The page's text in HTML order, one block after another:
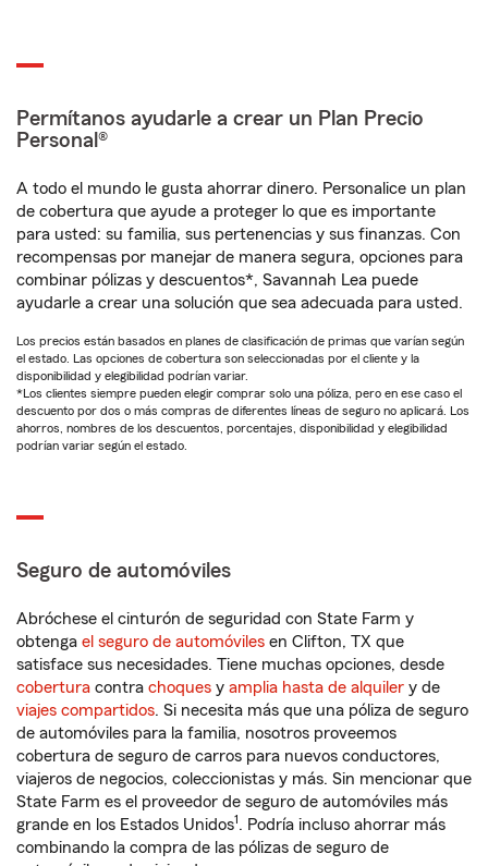
Permítanos ayudarle a crear un Plan Precio
Personal®
A todo el mundo le gusta ahorrar dinero. Personalice un plan
de cobertura que ayude a proteger lo que es importante
para usted: su familia, sus pertenencias y sus finanzas. Con
recompensas por manejar de manera segura, opciones para
combinar pólizas y descuentos*, Savannah Lea puede
ayudarle a crear una solución que sea adecuada para usted.
Los precios están basados en planes de clasificación de primas que varían según
el estado. Las opciones de cobertura son seleccionadas por el cliente y la
disponibilidad y elegibilidad podrían variar.
*Los clientes siempre pueden elegir comprar solo una póliza, pero en ese caso el
descuento por dos o más compras de diferentes líneas de seguro no aplicará. Los
ahorros, nombres de los descuentos, porcentajes, disponibilidad y elegibilidad
podrían variar según el estado.
Seguro de automóviles
Abróchese el cinturón de seguridad con State Farm y
obtenga el seguro de automóviles en Clifton, TX que
satisface sus necesidades. Tiene muchas opciones, desde
cobertura contra choques y amplia hasta de alquiler y de
viajes compartidos. Si necesita más que una póliza de seguro
de automóviles para la familia, nosotros proveemos
cobertura de seguro de carros para nuevos conductores,
viajeros de negocios, coleccionistas y más. Sin mencionar que
State Farm es el proveedor de seguro de automóviles más
grande en los Estados Unidos1 . Podría incluso ahorrar más
combinando la compra de las pólizas de seguro de